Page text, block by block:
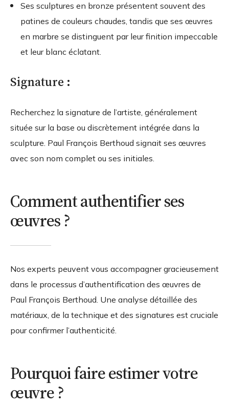
Ses sculptures en bronze présentent souvent des
patines de couleurs chaudes, tandis que ses œuvres
en marbre se distinguent par leur finition impeccable
et leur blanc éclatant.
Signature :
Recherchez la signature de l’artiste, généralement
située sur la base ou discrètement intégrée dans la
sculpture. Paul François Berthoud signait ses œuvres
avec son nom complet ou ses initiales.
Comment authentifier ses
œuvres ?
Nos experts peuvent vous accompagner gracieusement
dans le processus d’authentification des œuvres de
Paul François Berthoud. Une analyse détaillée des
matériaux, de la technique et des signatures est cruciale
pour confirmer l’authenticité.
Pourquoi faire estimer votre
œuvre ?